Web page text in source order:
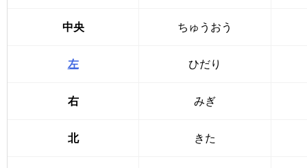
中央 ちゅうおう
左 ひだり
右 みぎ
北 きた